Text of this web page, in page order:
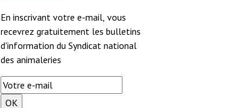
En inscrivant votre e-mail, vous
recevrez gratuitement les bulletins
d'information du Syndicat national
des animaleries